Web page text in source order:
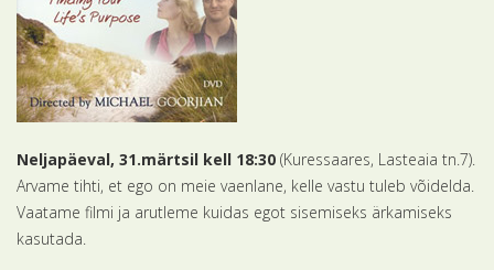
Neljapäeval, 31.märtsil kell 18:30 (Kuressaares, Lasteaia tn.7).
Arvame tihti, et ego on meie vaenlane, kelle vastu tuleb võidelda.
Vaatame filmi ja arutleme kuidas egot sisemiseks ärkamiseks
kasutada.